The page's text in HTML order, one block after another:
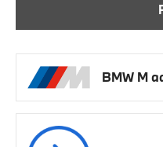
BMW M